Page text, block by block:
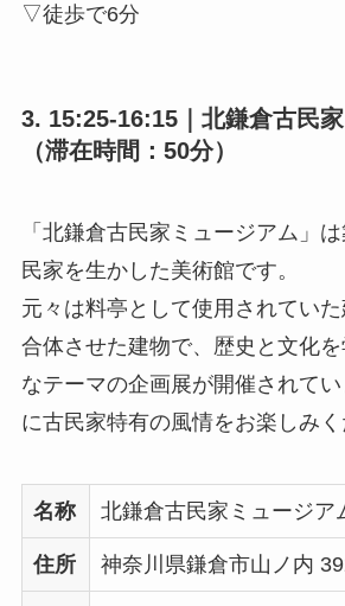
▽徒歩で6分
3. 15:25-16:15｜北鎌倉古民
（滞在時間：50分）
「北鎌倉古民家ミュージアム」
民家を生かした美術館です。
元々は料亭として使用されてい
合体させた建物で、歴史と文化
なテーマの企画展が開催されて
に古民家特有の風情をお楽しみく
名称 北鎌倉古民家ミュージア
住所 神奈川県鎌倉市山ノ内